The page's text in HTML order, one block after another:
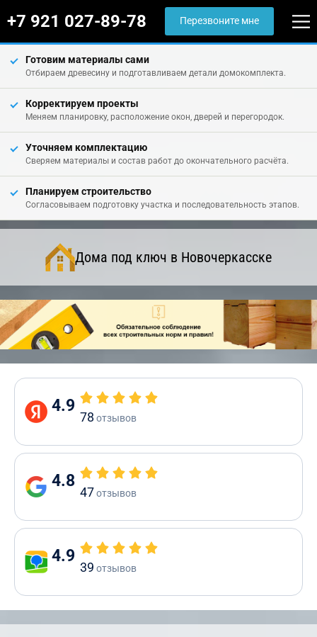
+7 921 027-89-78 Перезвоните мне
Готовим материалы сами
Отбираем древесину и подготавливаем детали домокомплекта.
Корректируем проекты
Меняем планировку, расположение окон, дверей и перегородок.
Уточняем комплектацию
Сверяем материалы и состав работ до окончательного расчёта.
Планируем строительство
Согласовываем подготовку участка и последовательность этапов.
Дома под ключ в Новочеркасске
4.9
78 отзывов
4.8
47отзывов
4.9
39 отзывов